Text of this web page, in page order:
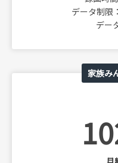
データ制限
デー
家族み